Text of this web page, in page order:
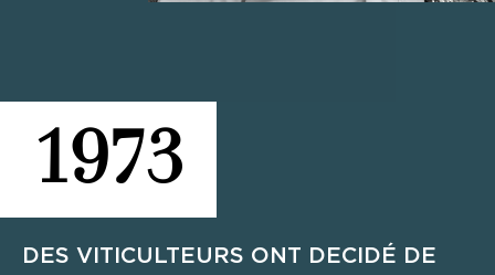
1973
DES VITICULTEURS ONT DECIDÉ DE